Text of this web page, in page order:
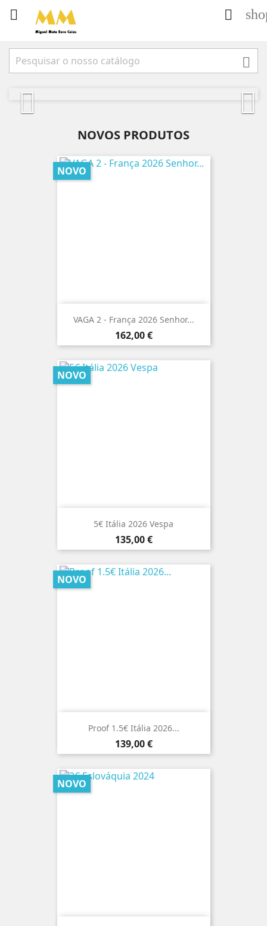
 

Anterior 
NOVOS PRODUTOS
VAGA 2 - França 2026 Senhor...
Preço
162,00 €
NOVO
5€ Itália 2026 Vespa
Preço
135,00 €
NOVO
Proof 1.5€ Itália 2026...
Preço
139,00 €
NOVO
NOVO